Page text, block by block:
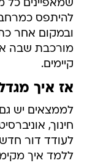
שמאפיינים כל
להיתפס
ובמקום אחר
מורכבת שבה
קיימים.
אז איך
לממצאים יש
חינוך,
לעודד דור
ללמד איך